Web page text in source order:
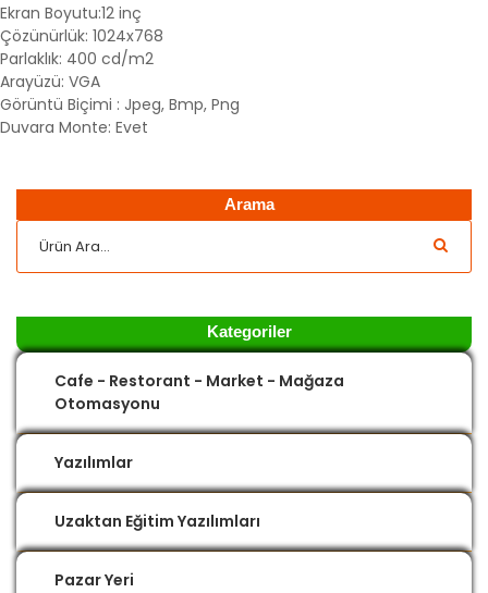
Ekran Boyutu:12 inç
Çözünürlük: 1024x768
Parlaklık: 400 cd/m2
Arayüzü: VGA
Görüntü Biçimi : Jpeg, Bmp, Png
Duvara Monte: Evet
Arama
Kategoriler
Cafe - Restorant - Market - Mağaza
Otomasyonu
Yazılımlar
Uzaktan Eğitim Yazılımları
Pazar Yeri